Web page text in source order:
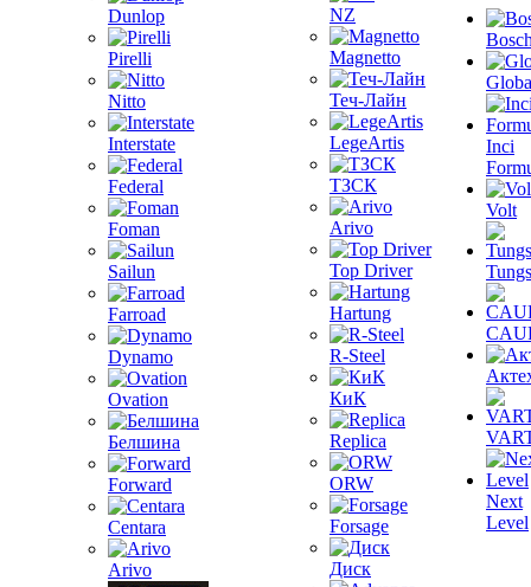
Dunlop
Pirelli
Nitto
Interstate
Federal
Foman
Sailun
Farroad
Dynamo
Ovation
Белшина
Forward
Centara
Arivo
NZ
Magnetto
Теч-Лайн
LegeArtis
ТЗСК
Arivo
Top Driver
Hartung
R-Steel
КиК
Replica
ORW
Forsage
Диск
Inci
Volt
Next
Level